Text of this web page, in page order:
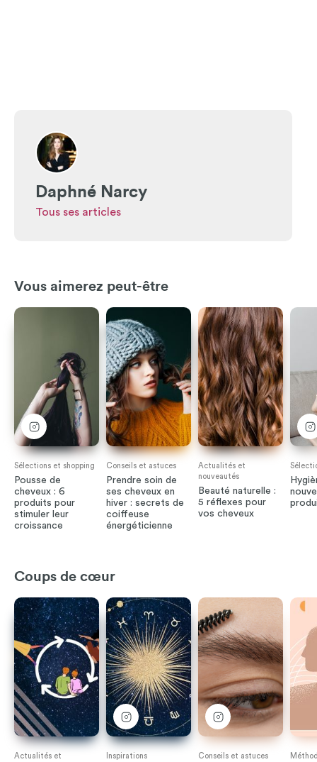
Daphné Narcy
Tous ses articles
Vous aimerez peut-être
Sélections et shopping
Pousse de
cheveux : 6
produits pour
stimuler leur
croissance
Conseils et astuces
Prendre soin de
ses cheveux en
hiver : secrets de
coiffeuse
énergéticienne
Actualités et
nouveautés
Beauté naturelle :
5 réflexes pour
vos cheveux
Coups de cœur
Actualités et
Inspirations Conseils et astuces